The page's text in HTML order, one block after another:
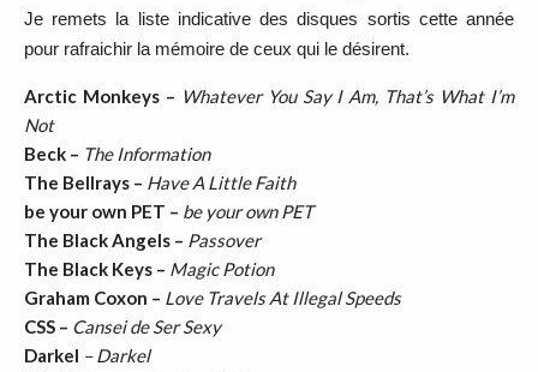
Je remets la liste indicative des disques sortis cette année
pour rafraichir la mémoire de ceux qui le désirent.
Arctic Monkeys – Whatever You Say I Am, That’s What I’m
Not
Beck – The Information
The Bellrays – Have A Little Faith
be your own PET – be your own PET
The Black Angels – Passover
The Black Keys – Magic Potion
Graham Coxon – Love Travels At Illegal Speeds
CSS – Cansei de Ser Sexy
Darkel – Darkel